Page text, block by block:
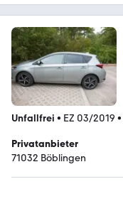
Unfallfrei • EZ 03/2019 •
Privatanbieter
71032 Böblingen